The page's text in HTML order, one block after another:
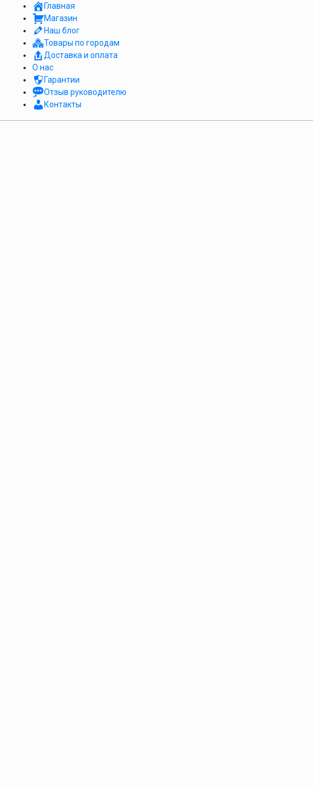
Главная
Магазин
Наш блог
Товары по городам
Доставка и оплата
О нас
Гарантии
Отзыв руководителю
Контакты